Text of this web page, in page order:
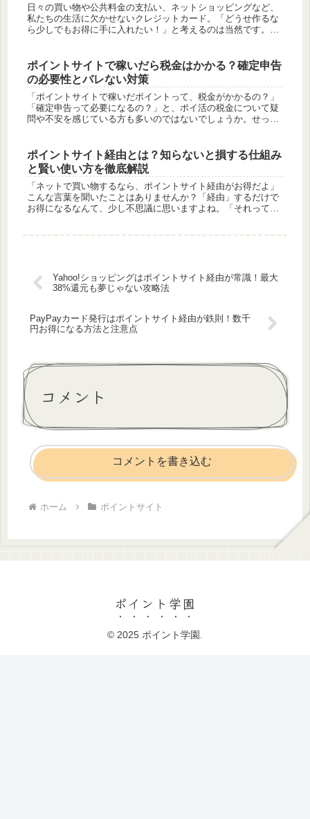
日々の買い物や公共料金の支払い、ネットショッピングなど、
私たちの生活に欠かせないクレジットカード。「どうせ作るな
ら少しでもお得に手に入れたい！」と考えるのは当然です。実
ポイントサイトで稼いだら税金はかかる？確定申告
の必要性とバレない対策
「ポイントサイトで稼いだポイントって、税金がかかるの？」
「確定申告って必要になるの？」と、ポイ活の税金について疑
問や不安を感じている方も多いのではないでしょうか。せっか
ポイントサイト経由とは？知らないと損する仕組み
と賢い使い方を徹底解説
「ネットで買い物するなら、ポイントサイト経由がお得だよ」
こんな言葉を聞いたことはありませんか？「経由」するだけで
お得になるなんて、少し不思議に思いますよね。「それって一
Yahoo!ショッピングはポイントサイト経由が常識！最大
38%還元も夢じゃない攻略法
PayPayカード発行はポイントサイト経由が鉄則！数千
円お得になる方法と注意点
コメント
コメントを書き込む
ホーム ポイントサイト
ポイント学園
© 2025 ポイント学園.